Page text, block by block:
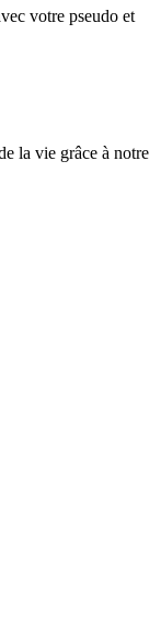
votre pseudo et
la vie grâce à notre